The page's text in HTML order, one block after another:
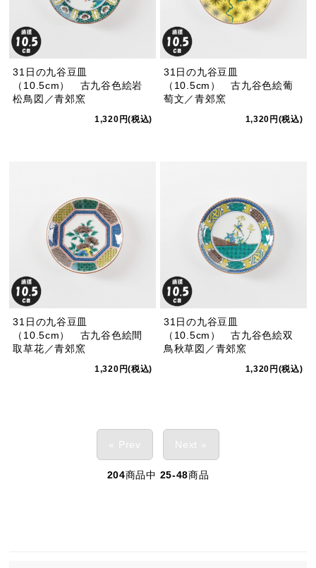
31日の九谷豆皿
（10.5cm） 古九谷色絵岩
松鳥図／青郊窯
1,320円(税込)
31日の九谷豆皿
（10.5cm） 古九谷色絵葡
萄文／青郊窯
1,320円(税込)
31日の九谷豆皿
（10.5cm） 古九谷色絵間
取草花／青郊窯
1,320円(税込)
31日の九谷豆皿
（10.5cm） 古九谷色絵双
鳥秋草図／青郊窯
1,320円(税込)
« Prev Next »
204商品中 25-48商品